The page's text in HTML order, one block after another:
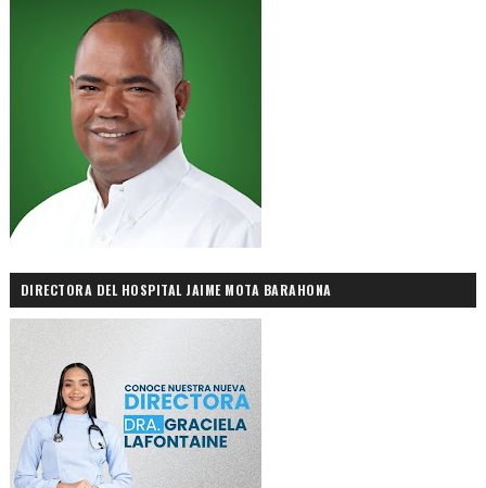
DIRECTORA DEL HOSPITAL JAIME MOTA BARAHONA